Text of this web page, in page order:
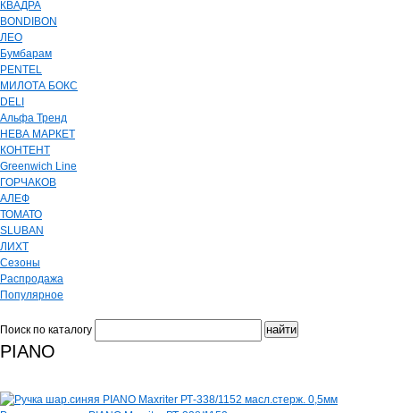
КВАДРА
BONDIBON
ЛЕО
Бумбарам
PENTEL
МИЛОТА БОКС
DELI
Альфа Тренд
НЕВА МАРКЕТ
КОНТЕНТ
Greenwich Line
ГОРЧАКОВ
АЛЕФ
ТОМАТО
SLUBAN
ЛИХТ
Сезоны
Распродажа
Популярное
Поиск по каталогу
PIANO